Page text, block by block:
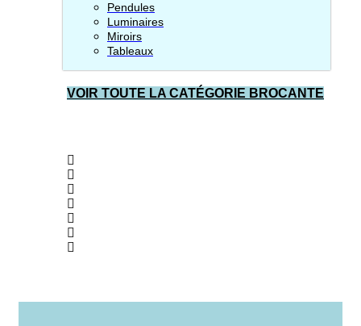
Pendules
Luminaires
Miroirs
Tableaux
VOIR TOUTE LA CATÉGORIE BROCANTE